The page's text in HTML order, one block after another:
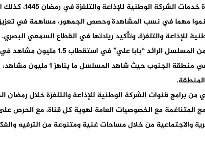
ويشمل التطور البارز لنسب مشاهدة
نموا مهما في نسب المشاهدة وحصص الجمهور، مساهمة في تعزيز
للإذاعة والتلفزة، وتأكيد ريادتها في القطاع السمعي البصري.
وفي هذا الإطار نجح الموسم الرابع من المسلسل الرائد
نجاحا لافتا لقناة “تمازيغت”، سيما في منطقة
المتناغمة مع الخصوصيات العامة لهوية كل قناة، مع الحرص
والاجتماعية من خلال مساحات غنية ومتنوعة من الترفيه